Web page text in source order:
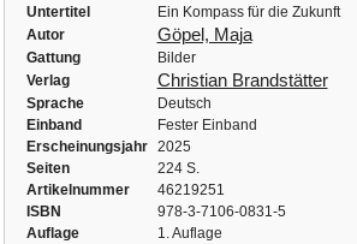
Untertitel
Ein Kompass für die Zukunft
Autor
Göpel, Maja
Gattung
Bilder
Verlag
Christian Brandstätter
Sprache
Deutsch
Einband
Fester Einband
Erscheinungsjahr
2025
Seiten
224 S.
Artikelnummer
46219251
ISBN
978-3-7106-0831-5
Auflage
1. Auflage